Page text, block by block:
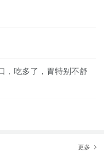
，吃多了，胃特别不舒
更多